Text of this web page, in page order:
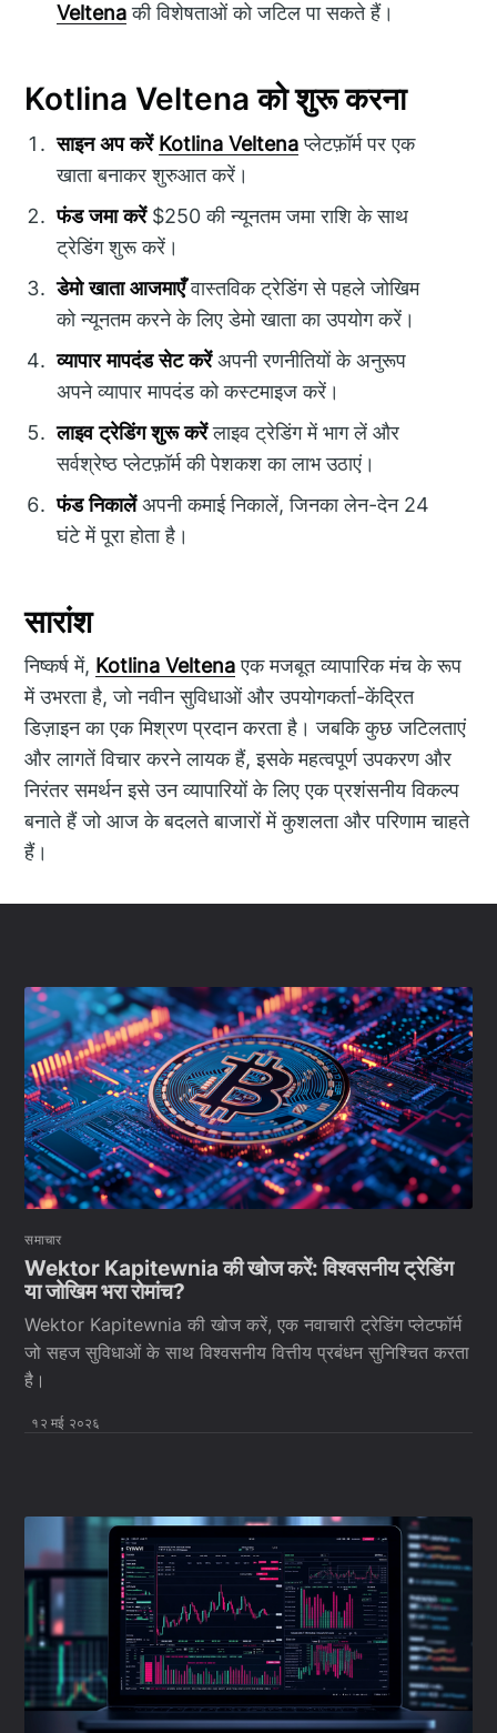
Veltenaकी विशेषताओं को जटिल पा सकते हैं।
Kotlina Veltena को शुरू करना
साइन अप करें Kotlina Veltenaप्लेटफ़ॉर्म पर एक
खाता बनाकर शुरुआत करें।
फंड जमा करें$250 की न्यूनतम जमा राशि के साथ
ट्रेडिंग शुरू करें।
डेमो खाता आजमाएँवास्तविक ट्रेडिंग से पहले जोखिम
को न्यूनतम करने के लिए डेमो खाता का उपयोग करें।
व्यापार मापदंड सेट करेंअपनी रणनीतियों के अनुरूप
अपने व्यापार मापदंड को कस्टमाइज करें।
लाइव ट्रेडिंग शुरू करेंलाइव ट्रेडिंग में भाग लें और
सर्वश्रेष्ठ प्लेटफ़ॉर्म की पेशकश का लाभ उठाएं।
फंड निकालेंअपनी कमाई निकालें, जिनका लेन-देन 24
घंटे में पूरा होता है।
सारांश
निष्कर्ष में, Kotlina Veltenaएक मजबूत व्यापारिक मंच के रूप
में उभरता है, जो नवीन सुविधाओं और उपयोगकर्ता-केंद्रित
डिज़ाइन का एक मिश्रण प्रदान करता है। जबकि कुछ जटिलताएं
और लागतें विचार करने लायक हैं, इसके महत्वपूर्ण उपकरण और
निरंतर समर्थन इसे उन व्यापारियों के लिए एक प्रशंसनीय विकल्प
बनाते हैं जो आज के बदलते बाजारों में कुशलता और परिणाम चाहते
हैं।
समाचार
Wektor Kapitewnia की खोज करें: विश्वसनीय ट्रेडिंग
या जोखिम भरा रोमांच?
Wektor Kapitewnia की खोज करें, एक नवाचारी ट्रेडिंग प्लेटफॉर्म
जो सहज सुविधाओं के साथ विश्वसनीय वित्तीय प्रबंधन सुनिश्चित करता
है।
१२ मई २०२६